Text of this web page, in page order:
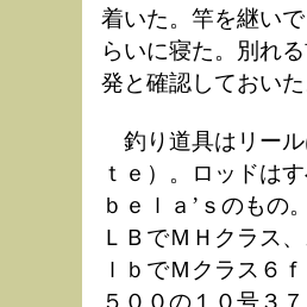
着いた。竿を継い
らいに寝た。別れ
発と確認しておい
釣り道具はリール
ｔｅ）。ロッドは
ｂｅｌａ’ｓのもの
ＬＢでＭＨクラス
ｌｂでＭクラス６
５００の１０号３